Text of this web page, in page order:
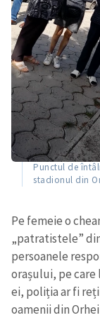
Punctul de
stadionul din
Pe femeie o
„patratistele”
persoanele
orașului, pe
ei, poliția ar fi
oamenii din